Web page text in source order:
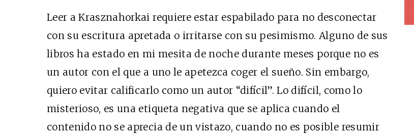
Leer a Krasznahorkai requiere estar espabilado para no desconectar
con su escritura apretada o irritarse con su pesimismo. Alguno de sus
libros ha estado en mi mesita de noche durante meses porque no es
un autor con el que a uno le apetezca coger el sueño. Sin embargo,
quiero evitar calificarlo como un autor “difícil”. Lo difícil, como lo
misterioso, es una etiqueta negativa que se aplica cuando el
contenido no se aprecia de un vistazo, cuando no es posible resumir